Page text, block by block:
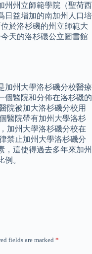
州州立師範學院（聖荷西
日益增加的南加州人口培
於洛杉磯的州立師範大
天的洛杉磯公立圖書館
加州大學洛杉磯分校醫療
個醫院和分佈在洛杉磯的
院被加大洛杉磯分校用
醫院帶有加州大學洛杉
加州大學洛杉磯分校在
禁止加州大學洛杉磯分
，這使得過去多年來加州
。
fields are marked *